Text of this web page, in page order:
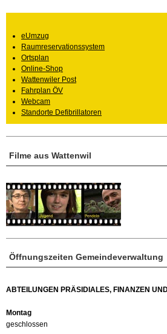
Öffnungszeiten Gemeindeverwaltung
ABTEILUNGEN PRÄSIDIALES, FINANZEN
Montag
geschlossen
Filme aus Wattenwil
eUmzug
Raumreservationssystem
Ortsplan
Online-Shop
Wattenwiler Post
Fahrplan ÖV
Webcam
Standorte Defibrillatoren